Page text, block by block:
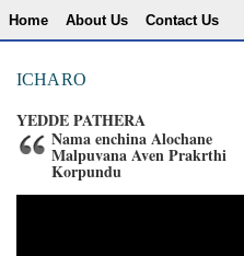
Home About Us Contact Us
ICHARO
YEDDE PATHERA
Nama enchina Alochane
Malpuvana Aven Prakrthi
Korpundu